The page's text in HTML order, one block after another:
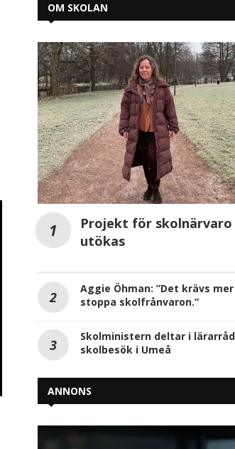
OM SKOLAN
Projekt för skolnärvaro
utökas
Aggie Öhman: ”Det krävs
stoppa skolfrånvaron.”
Skolministern deltar i
skolbesök i Umeå
ANNONS